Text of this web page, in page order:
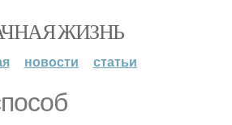
ЖИЗНЬ
новости статьи